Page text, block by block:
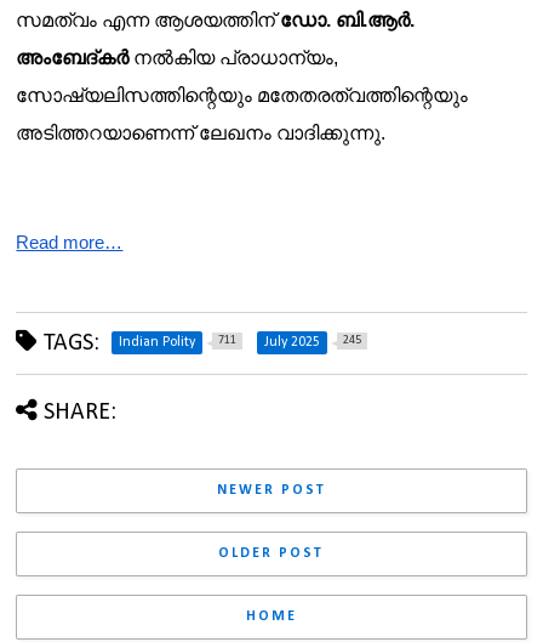
സമത്വം എന്ന ആശയത്തിന് ഡോ. ബി.ആർ.
അംബേദ്കർ നൽകിയ പ്രാധാന്യം,
സോഷ്യലിസത്തിന്റെയും മതേതരത്വത്തിന്റെയും
അടിത്തറയാണെന്ന് ലേഖനം വാദിക്കുന്നു.
Read more…
TAGS: Indian Polity 711 July 2025 245
SHARE:
NEWER POST
OLDER POST
HOME